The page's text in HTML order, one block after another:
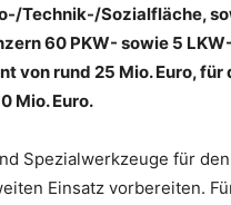
Technik-/Sozialfläche,
60 PKW- sowie 5 LKW-
von rund 25 Mio. Euro, für
Mio. Euro.
Spezialwerkzeuge für
Einsatz vorbereiten.